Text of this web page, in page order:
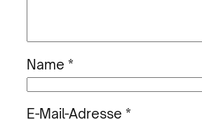
Name *
E-Mail-Adresse *